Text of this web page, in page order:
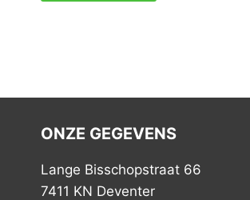
ONZE GEGEVENS
Lange Bisschopstraat 66
7411 KN Deventer